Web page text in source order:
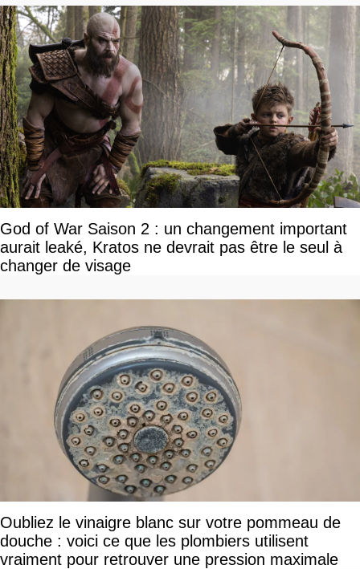
God of War Saison 2 : un changement important
aurait leaké, Kratos ne devrait pas être le seul à
changer de visage
Oubliez le vinaigre blanc sur votre pommeau de
douche : voici ce que les plombiers utilisent
vraiment pour retrouver une pression maximale